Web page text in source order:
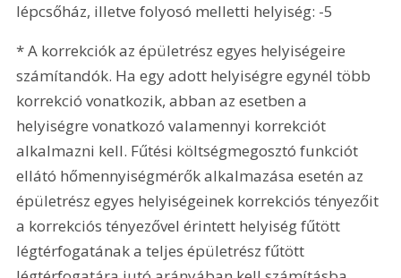
lépcsőház, illetve folyosó melletti helyiség: -5
* A korrekciók az épületrész egyes helyiségeire
számítandók. Ha egy adott helyiségre egynél több
korrekció vonatkozik, abban az esetben a
helyiségre vonatkozó valamennyi korrekciót
alkalmazni kell. Fűtési költségmegosztó funkciót
ellátó hőmennyiségmérők alkalmazása esetén az
épületrész egyes helyiségeinek korrekciós tényezőit
a korrekciós tényezővel érintett helyiség fűtött
légtérfogatának a teljes épületrész fűtött